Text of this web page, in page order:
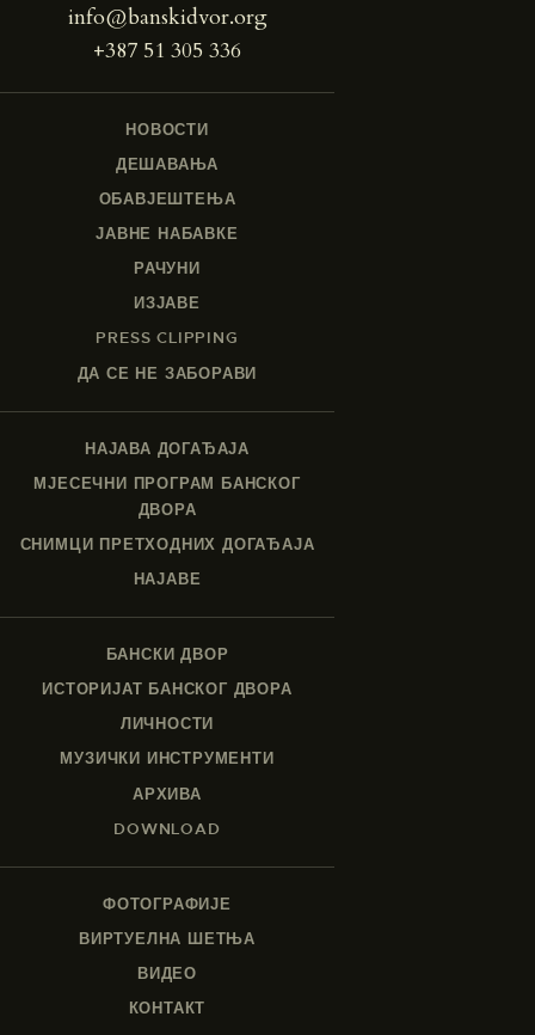
info@banskidvor.org
+387 51 305 336
НОВОСТИ
ДЕШАВАЊА
ОБАВЈЕШТЕЊА
ЈАВНЕ НАБАВКЕ
РАЧУНИ
ИЗЈАВЕ
PRESS CLIPPING
ДА СЕ НЕ ЗАБОРАВИ
НАЈАВА ДОГАЂАЈА
МЈЕСЕЧНИ ПРОГРАМ БАНСКОГ
ДВОРА
СНИМЦИ ПРЕТХОДНИХ ДОГАЂАЈА
НАЈАВЕ
БАНСКИ ДВОР
ИСТОРИЈАТ БАНСКОГ ДВОРА
ЛИЧНОСТИ
МУЗИЧКИ ИНСТРУМЕНТИ
АРХИВА
DOWNLOAD
ФОТОГРАФИЈЕ
ВИРТУЕЛНА ШЕТЊА
ВИДЕО
КОНТАКТ